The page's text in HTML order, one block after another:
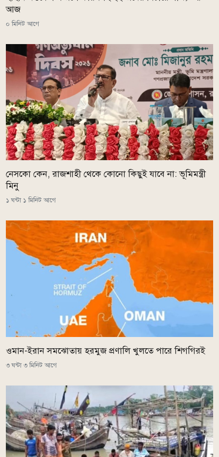
আজ
০ মিনিট আগে
নেসকো কেন, রাজশাহী থেকে কোনো কিছুই যাবে না: ভূমিমন্ত্রী
মিনু
১ ঘন্টা ১ মিনিট আগে
ওমান-ইরান সমঝোতায় হরমুজ প্রণালি খুলতে পারে শিগগিরই
৩ ঘন্টা ৩ মিনিট আগে